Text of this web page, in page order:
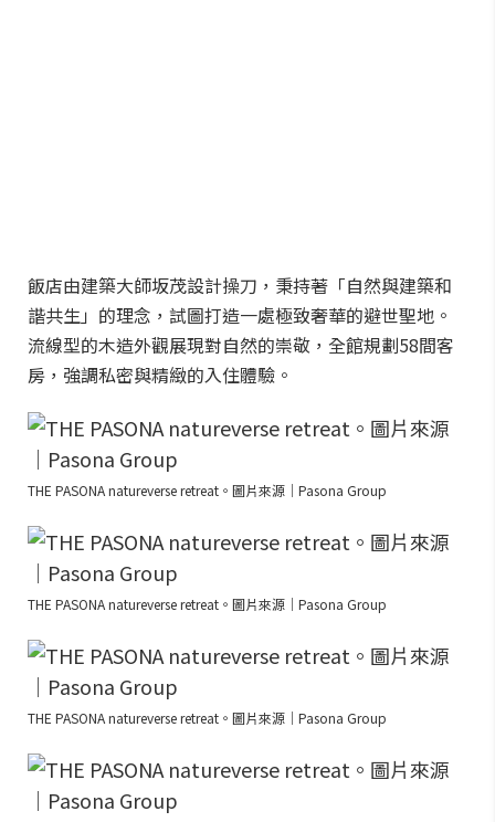
飯店由建築大師坂茂設計操刀，秉持著「自然與建築和
諧共生」的理念，試圖打造一處極致奢華的避世聖地。
流線型的木造外觀展現對自然的崇敬，全館規劃58間客
房，強調私密與精緻的入住體驗。
THE PASONA natureverse retreat。圖片來源｜Pasona Group
THE PASONA natureverse retreat。圖片來源｜Pasona Group
THE PASONA natureverse retreat。圖片來源｜Pasona Group